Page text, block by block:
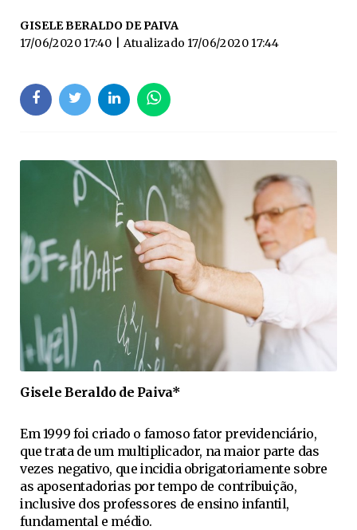
GISELE BERALDO DE PAIVA
17/06/2020 17:40
| Atualizado 17/06/2020 17:44
Gisele Beraldo de Paiva*
Em 1999 foi criado o famoso fator previdenciário,
que trata de um multiplicador, na maior parte das
vezes negativo, que incidia obrigatoriamente sobre
as aposentadorias por tempo de contribuição,
inclusive dos professores de ensino infantil,
fundamental e médio.